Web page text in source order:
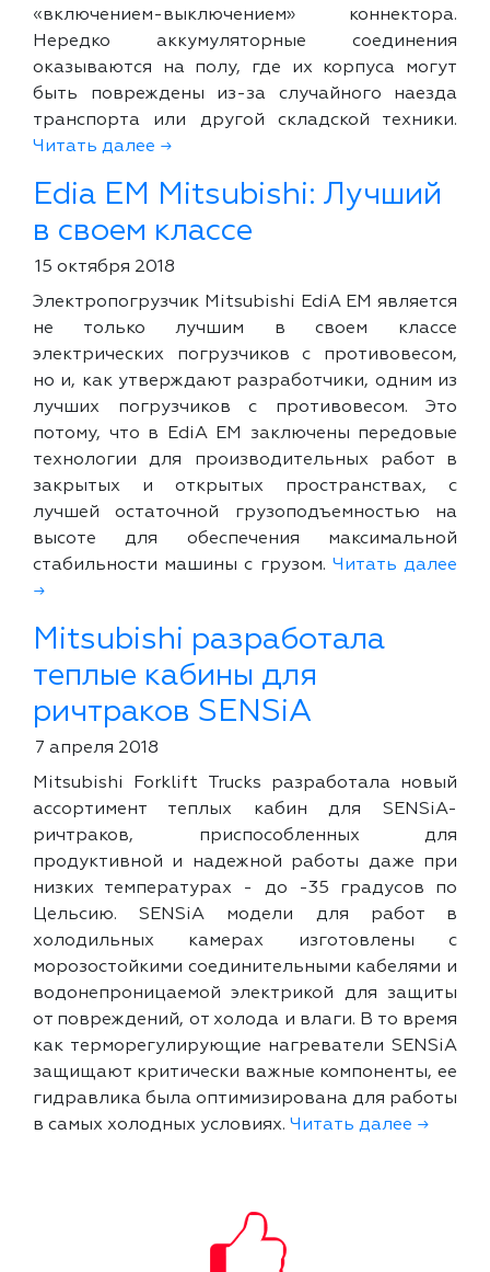
«включением-выключением» коннектора.
Нередко аккумуляторные соединения
оказываются на полу, где их корпуса могут
быть повреждены из-за случайного наезда
транспорта или другой складской техники.
Читать далее →
Edia EM Mitsubishi: Лучший
в своем классе
15 октября 2018
Электропогрузчик Mitsubishi EdiA EM является
не только лучшим в своем классе
электрических погрузчиков с противовесом,
но и, как утверждают разработчики, одним из
лучших погрузчиков с противовесом. Это
потому, что в EdiA EM заключены передовые
технологии для производительных работ в
закрытых и открытых пространствах, с
лучшей остаточной грузоподъемностью на
высоте для обеспечения максимальной
стабильности машины с грузом. Читать далее
→
Mitsubishi разработала
теплые кабины для
ричтраков SENSiA
7 апреля 2018
Mitsubishi Forklift Trucks разработала новый
ассортимент теплых кабин для SENSiA-
ричтраков, приспособленных для
продуктивной и надежной работы даже при
низких температурах - до -35 градусов по
Цельсию. SENSiA модели для работ в
холодильных камерах изготовлены с
морозостойкими соединительными кабелями и
водонепроницаемой электрикой для защиты
от повреждений, от холода и влаги. В то время
как терморегулирующие нагреватели SENSiA
защищают критически важные компоненты, ее
гидравлика была оптимизирована для работы
в самых холодных условиях. Читать далее →